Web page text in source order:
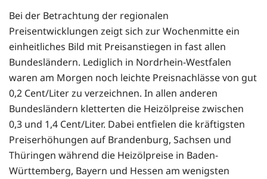
Bei der Betrachtung der regionalen
Preisentwicklungen zeigt sich zur Wochenmitte ein
einheitliches Bild mit Preisanstiegen in fast allen
Bundesländern. Lediglich in Nordrhein-Westfalen
waren am Morgen noch leichte Preisnachlässe von gut
0,2 Cent/Liter zu verzeichnen. In allen anderen
Bundesländern kletterten die Heizölpreise zwischen
0,3 und 1,4 Cent/Liter. Dabei entfielen die kräftigsten
Preiserhöhungen auf Brandenburg, Sachsen und
Thüringen während die Heizölpreise in Baden-
Württemberg, Bayern und Hessen am wenigsten